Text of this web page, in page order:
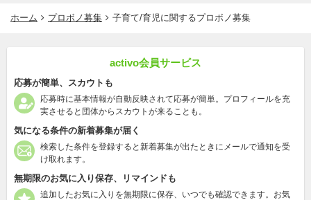
ホーム プロボノ募集 子育て/育児に関するプロボノ募集
activo会員サービス
応募が簡単、スカウトも
応募時に基本情報が自動反映されて応募が簡単。プロフィールを充
実させると団体からスカウトが来ることも。
気になる条件の新着募集が届く
検索した条件を登録すると新着募集が出たときにメールで通知を受
け取れます。
無期限のお気に入り保存、リマインドも
追加したお気に入りを無期限に保存、いつでも確認できます。お気